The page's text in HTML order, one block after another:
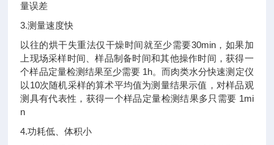
量误差
3.测量速度快
以往的烘干失重法仅干燥时间就至少需要30min，如果加
上现场采样时间、样品制备时间和其他操作时间，获得一
个样品定量检测结果至少需要 1h。而肉类水分快速测定仪
以10次随机采样的算术平均值为测量结果示值，对样品观
测具有代表性，获得一个样品定量检测结果多只需要 1mi
n
4.功耗低、体积小